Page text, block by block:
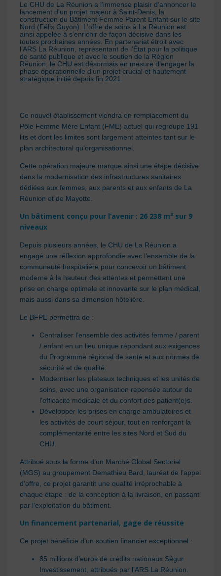
Le CHU de La Réunion a l’immense plaisir d’annoncer le
lancement d’un projet majeur à Saint-Denis, la
construction du Bâtiment Femme Parent Enfant sur le site
Nord (Félix Guyon). L’offre de soins à La Réunion est
ainsi appelée à s’enrichir de façon décisive dans les
toutes prochaines années. En partenariat étroit avec
l’ARS La Réunion, représentant de l’État pour la politique
de santé publique et avec le soutien de la Région
Réunion, le CHU est désormais en mesure d’engager la
phase opérationnelle d’un projet crucial et hautement
stratégique initié depuis fin 2021.
Ce nouvel établissement viendra en remplacement du
Pôle Femme Mère Enfant (FME) actuel qui regroupe 191
lits et dont les limites sont largement atteintes tant sur le
plan architectural qu’organisationnel.
Cette opération majeure marque ainsi une étape décisive
dans la modernisation des infrastructures sanitaires
dédiées aux femmes, aux parents et aux enfants de La
Réunion et de Mayotte.
Un bâtiment conçu pour l’avenir : 26 238 m² sur 9
niveaux
Depuis plusieurs années, le CHU de La Réunion a
engagé une réflexion approfondie avec l’ensemble de la
communauté hospitalière pour concevoir un bâtiment
moderne à la hauteur des attentes et permettant une
prise en charge optimale et innovante sur le plan médical,
mais aussi dans sa dimension hôtelière.
Le BFPE permettra de :
Centraliser l’ensemble des activités femme / parent
/ enfant en un lieu unique répondant aux exigences
du Programme régional de santé et aux normes de
sécurité et de qualité.
Moderniser les plateaux techniques et les unités de
soins, avec une organisation repensée autour de
l’efficacité médicale et du confort des patient(e)s.
Développer les prises en charge ambulatoires et
les activités de court séjour, tout en renforçant la
complémentarité entre les sites Nord et Sud du
CHU.
Attribué sous la forme d’un Marché Global Sectoriel
(MGS) au groupement Demathieu Bard, lauréat de l’appel
d’offre, ce projet garantit une qualité irréprochable à
chaque étape : de la conception à la livraison, en passant
par l’exploitation du bâtiment.
Un financement partenarial, gage de réussite
Ce projet bénéficie d’un soutien financier exceptionnel :
85 millions d’euros de crédits nationaux Ségur
Investissement, attribués par l’ARS La Réunion.